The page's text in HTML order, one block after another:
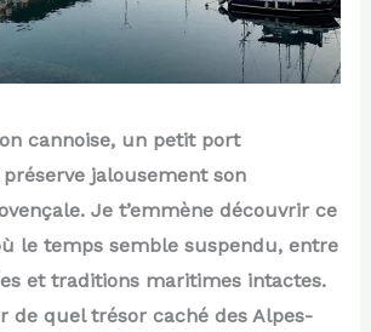
cannoise, un petit port
jalousement son
Je t’emmène découvrir ce
le temps semble suspendu, entre
et traditions maritimes intactes.
de quel trésor caché des Alpes-